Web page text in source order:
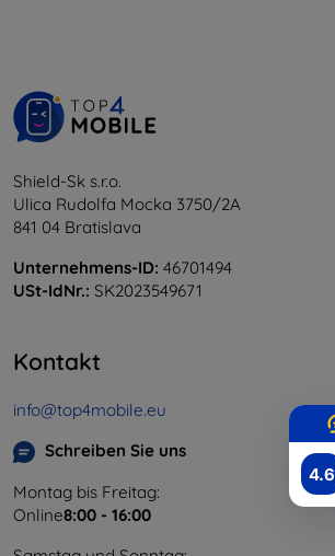
4.6
Shield-Sk s.r.o.
Ulica Rudolfa Mocka 3750/2A
841 04 Bratislava
Unternehmens-ID: 46701494
USt-IdNr.: SK2023549671
Kontakt
info@top4mobile.eu
Schreiben Sie uns
Montag bis Freitag:
Online8:00 - 16:00